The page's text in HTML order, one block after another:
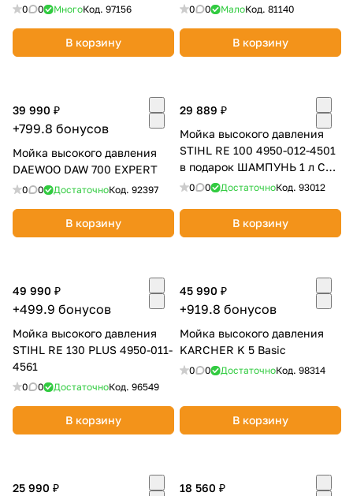
0 0 МногоКод. 97156
В корзину
0 0 МалоКод. 81140
В корзину
39 990 ₽
+799.8 бонусов
Мойка высокого давления
DAEWOO DAW 700 EXPERT
0 0 ДостаточноКод. 92397
В корзину
29 889 ₽
Мойка высокого давления
STIHL RE 100 4950-012-4501
в подарок ШАМПУНЬ 1 л CU
100 STIHL
0 0 ДостаточноКод. 93012
В корзину
49 990 ₽
+499.9 бонусов
Мойка высокого давления
STIHL RE 130 PLUS 4950-011-
4561
0 0 ДостаточноКод. 96549
В корзину
45 990 ₽
+919.8 бонусов
Мойка высокого давления
KARCHER K 5 Basic
0 0 ДостаточноКод. 98314
В корзину
25 990 ₽
18 560 ₽
раз в 2
недели
раз в 2 недели
plait.ru